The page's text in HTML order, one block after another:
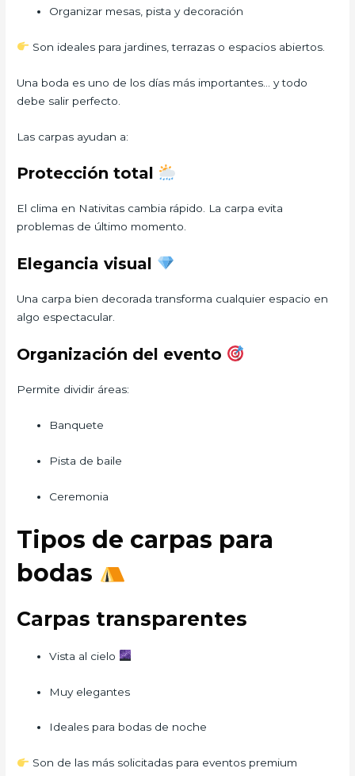
Organizar mesas, pista y decoración
Son ideales para jardines, terrazas o espacios abiertos.
Una boda es uno de los días más importantes… y todo
debe salir perfecto.
Las carpas ayudan a:
Protección total
El clima en Nativitas cambia rápido. La carpa evita
problemas de último momento.
Elegancia visual
Una carpa bien decorada transforma cualquier espacio en
algo espectacular.
Organización del evento
Permite dividir áreas:
Banquete
Pista de baile
Ceremonia
Tipos de carpas para
bodas
Carpas transparentes
Vista al cielo
Muy elegantes
Ideales para bodas de noche
Son de las más solicitadas para eventos premium